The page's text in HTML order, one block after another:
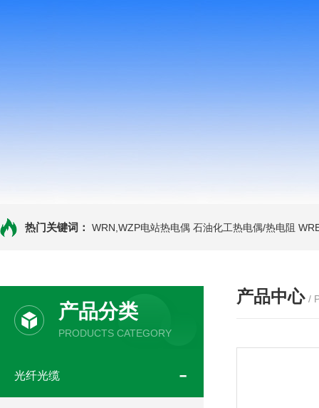
热门关键词： WRN,WZP电站热电偶 石油化工热电偶/热电阻
产品分类
PRODUCTS CATEGORY
光纤光缆
产品中心 /